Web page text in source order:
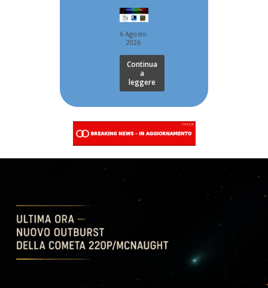
6 Agosto
2026
Continua
a
leggere